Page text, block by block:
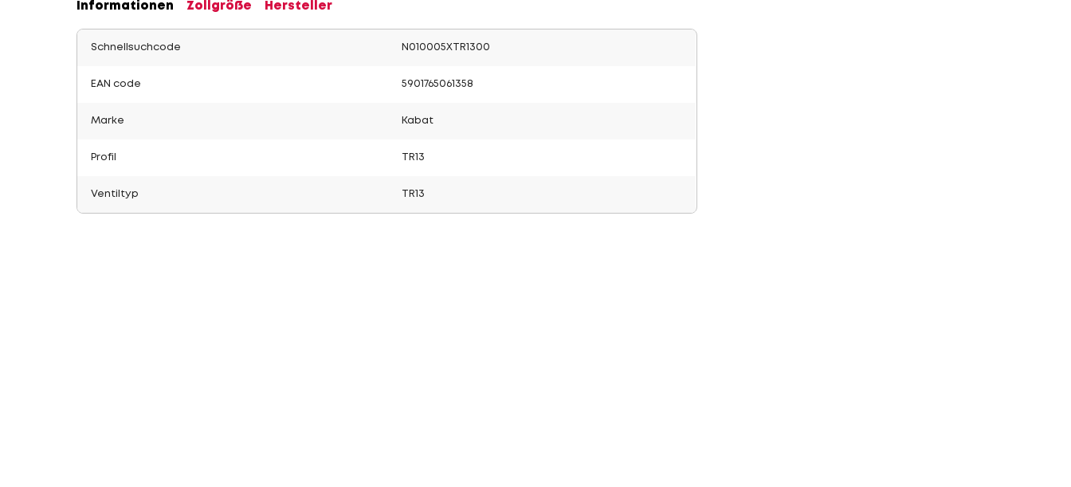
Informationen Zollgröße Hersteller
Schnellsuchcode N010005XTR1300
EAN code 5901765061358
Marke Kabat
Profil TR13
Ventiltyp TR13